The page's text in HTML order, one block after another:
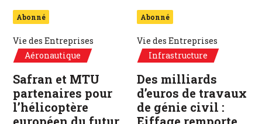
Abonné
Vie des Entreprises
Aéronautique
Safran et MTU
partenaires pour
l’hélicoptère
Abonné
Vie des Entreprises
Infrastructure
Des milliards
d’euros de travaux
de génie civil :